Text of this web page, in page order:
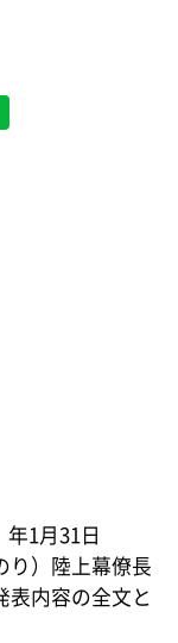
1月31日
り）陸上幕僚長
表内容の全文と